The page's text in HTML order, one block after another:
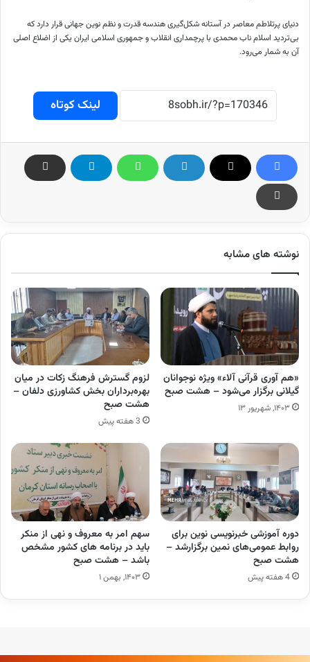
دنیای پرتلاطم معاصر در آستانه شکل‌گیری هندسه قدرت و نظم نوین جهانی قرار دارد که
بی‌تردید اسلام ناب محمدی باپرچمداری انقلاب و جمهوری اسلامی ایران یکی از اضلاع اصلی
آن به شمار می‌رود.
لینک کوتاه
نوشته های مشابه
«هم آوری قرآنی آلاء» ویژه نوجوانان
گیلانی برگزار می‌شود – هشت صبح
۱۴۰۳, شهریور ۱۳
لزوم گسترش فرهنگ زکات در میان
بهره‌برداران بخش کشاورزی دلفان –
هشت صبح
3 هفته پیش
دوره آموزشی خبرنویسی نوین برای
روابط عمومی‌های نمین برگزارشد –
هشت صبح
4 هفته پیش
سهم امر به معروف و نهی از منکر
باید در برنامه های کشور مشخص
باشد – هشت صبح
۱۴۰۳, بهمن ۱